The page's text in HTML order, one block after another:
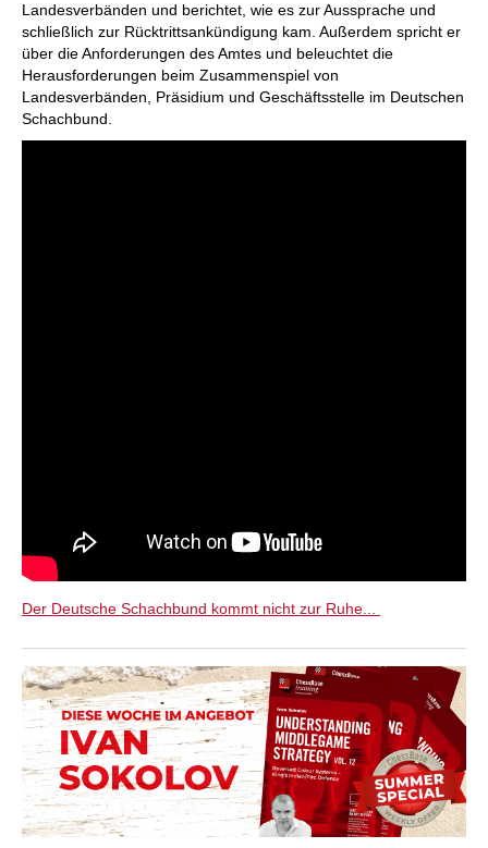
Landesverbänden und berichtet, wie es zur Aussprache und
schließlich zur Rücktrittsankündigung kam. Außerdem spricht er
über die Anforderungen des Amtes und beleuchtet die
Herausforderungen beim Zusammenspiel von
Landesverbänden, Präsidium und Geschäftsstelle im Deutschen
Schachbund.
Der Deutsche Schachbund kommt nicht zur Ruhe...